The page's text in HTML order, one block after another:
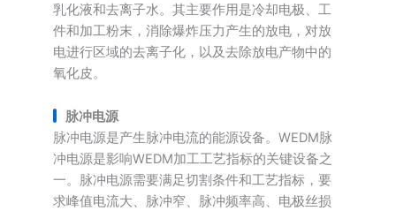
乳化液和去离子水。其主要作用是冷却电极、工
件和加工粉末，消除爆炸压力产生的放电，对放
电进行区域的去离子化，以及去除放电产物中的
氧化皮。
脉冲电源
脉冲电源是产生脉冲电流的能源设备。WEDM脉
冲电源是影响WEDM加工工艺指标的关键设备之
一。脉冲电源需要满足切割条件和工艺指标，要
求峰值电流大、脉冲窄、脉冲频率高、电极丝损